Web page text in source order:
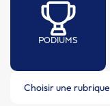
PODIUMS
Choisir une rubrique